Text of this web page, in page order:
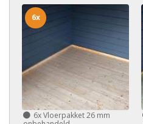
6xVloerpakket 26 mm
6x